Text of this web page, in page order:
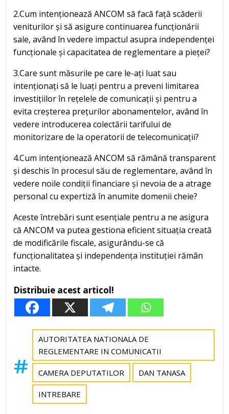
2.Cum intenționează ANCOM să facă față scăderii
veniturilor și să asigure continuarea funcționării
sale, având în vedere impactul asupra independenței
funcționale și capacitatea de reglementare a pieței?
3.Care sunt măsurile pe care le-ați luat sau
intenționați să le luați pentru a preveni limitarea
investițiilor în rețelele de comunicații și pentru a
evita creșterea prețurilor abonamentelor, având în
vedere introducerea colectării tarifului de
monitorizare de la operatorii de telecomunicații?
4.Cum intenționează ANCOM să rămână transparent
și deschis în procesul său de reglementare, având în
vedere noile condiții financiare și nevoia de a atrage
personal cu expertiză în anumite domenii cheie?
Aceste întrebări sunt esențiale pentru a ne asigura
că ANCOM va putea gestiona eficient situația creată
de modificările fiscale, asigurându-se că
funcționalitatea și independența instituției rămân
intacte.
Distribuie acest articol!
AUTORITATEA NATIONALA DE
REGLEMENTARE IN COMUNICATII
CAMERA DEPUTATILOR DAN TANASA
INTREBARE